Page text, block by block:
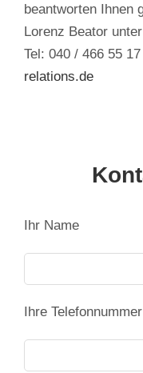
beantworten Ihnen
Lorenz Beator unter
Tel: 040 / 466 55
relations.de
Ihr Name
Ihre Telefonnummer